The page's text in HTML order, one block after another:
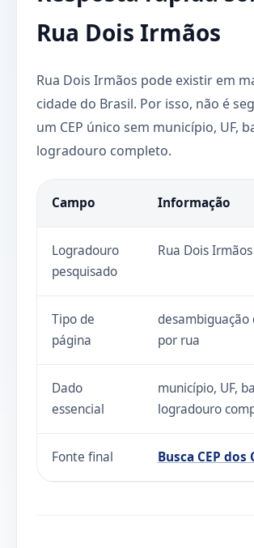
Rua Dois Irmãos
Rua Dois Irmãos pode existir em
cidade do Brasil. Por isso, não é
um CEP único sem município, UF,
logradouro completo.
Campo Informação
Logradouro
pesquisado
Rua Dois Irmãos
Tipo de
página
desambiguação
por rua
Dado
essencial
município, UF,
logradouro
Fonte final Busca CEP dos